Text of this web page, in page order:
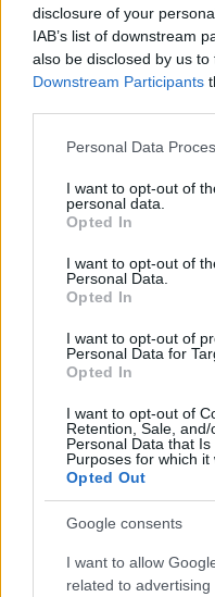
disclosure of your
IAB’s list of downstream
also be disclosed by us
Downstream Participants
Please note that this
not limited to your visit or
grant or deny consent to
use your data for below
consent section.
Personal Data
I want to opt-out of
personal data.
Opted In
I want to opt-out of
Personal Data.
Opted In
I want to opt-out of
Personal Data for
Opted In
I want to opt-out of
Retention, Sale,
Personal Data that
Purposes for which it
Opted Out
Google consents
I want to allow
related to
04.08.2026 13:00
Θέουτα -
στηρίζει με
τη Σένγκεν
Έχοντας την εμπειρία του
σαφείς αποστάσεις από τη
Σάντσεθ, ο κ. Πλεύρης στην
διαφωνία της Αθήνας με
της Σένγκεν.
04.08.2026 07:00